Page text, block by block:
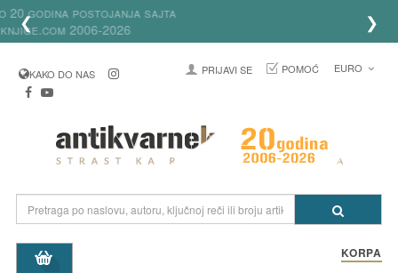
❮
Ove godine slavimo 20 godina postojanja sajta
Antikvarneknjige.com 2006-2026
❯
KAKO DO NAS PRIJAVI SE POMOĆ EURO
KORPA